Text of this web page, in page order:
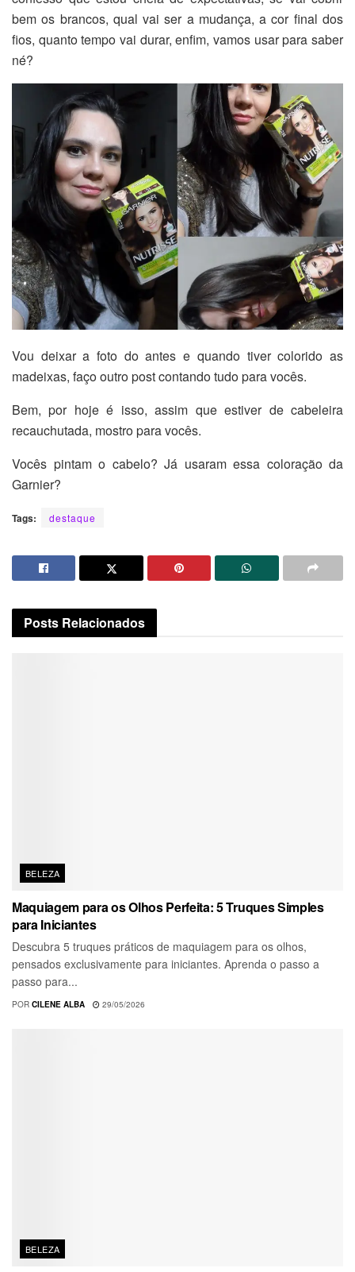
bem os brancos, qual vai ser a mudança, a cor final dos
fios, quanto tempo vai durar, enfim, vamos usar para saber
né?
Vou deixar a foto do antes e quando tiver colorido as
madeixas, faço outro post contando tudo para vocês.
Bem, por hoje é isso, assim que estiver de cabeleira
recauchutada, mostro para vocês.
Vocês pintam o cabelo? Já usaram essa coloração da
Garnier?
Tags: destaque
Posts Relacionados
BELEZA
Maquiagem para os Olhos Perfeita: 5 Truques Simples
para Iniciantes
Descubra 5 truques práticos de maquiagem para os olhos,
pensados exclusivamente para iniciantes. Aprenda o passo a
passo para...
POR CILENE ALBA 29/05/2026
BELEZA